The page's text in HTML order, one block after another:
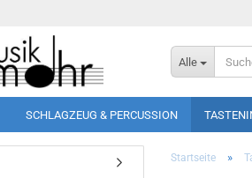
Alle
SCHLAGZEUG & PERCUSSION
Startseite »